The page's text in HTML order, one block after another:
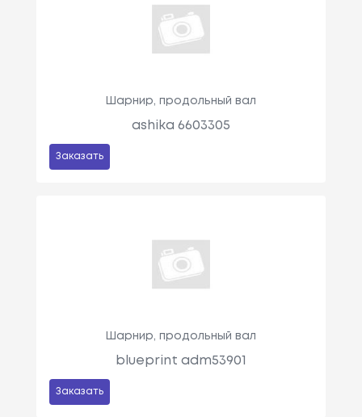
Шарнир, продольный вал
ashika 6603305
Заказать
Шарнир, продольный вал
blueprint adm53901
Заказать